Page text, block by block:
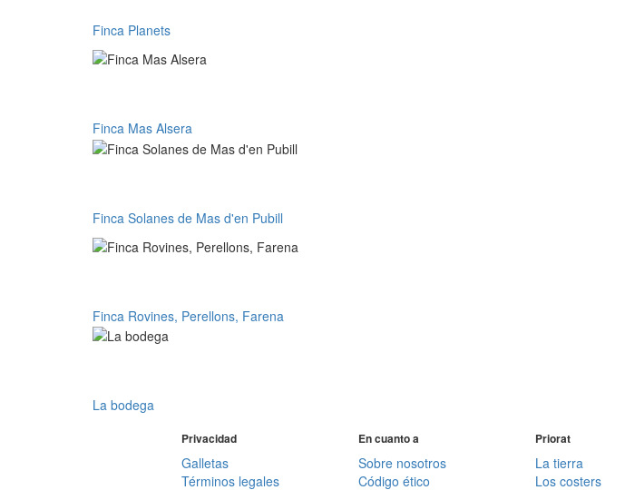
Finca Planets
Finca Mas Alsera
Finca Solanes de Mas d'en Pubill
Finca Rovines, Perellons, Farena
La bodega
Privacidad
Galletas
Términos legales
En cuanto a
Sobre nosotros
Código ético
Priorat
La tierra
Los costers